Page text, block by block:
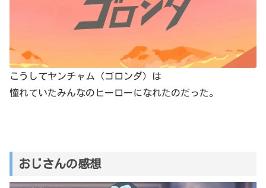
こうしてヤンチャム（ゴロンダ）は
憧れていたみんなのヒーローになれたのだった。
おじさんの感想